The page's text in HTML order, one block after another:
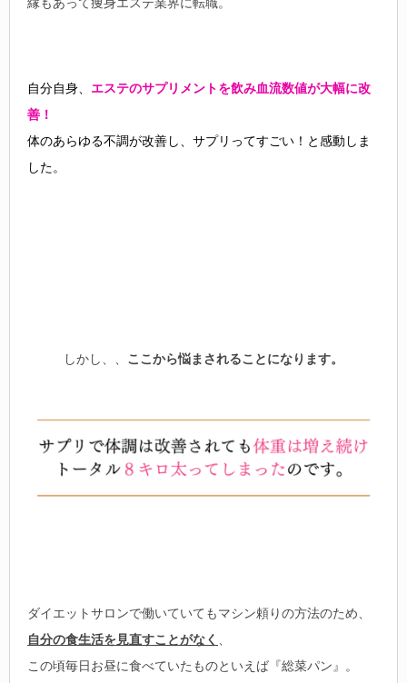
自分自身、 エステのサプリメントを飲み血流数値が大幅に改
善！
体のあらゆる不調が改善し、サプリってすごい！と感動しま
した。
しかし、、 ここから悩まされることになります。
ダイエットサロンで働いていてもマシン頼りの方法のため、
自分の食生活を見直すことがなく 、
この頃毎日お昼に食べていたものといえば『総菜パン』。